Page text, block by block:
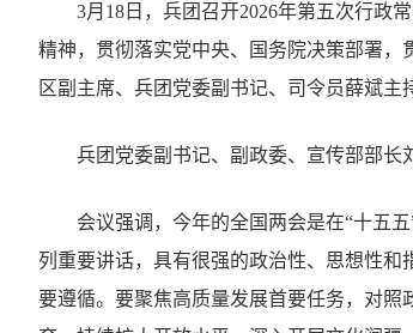
3月18日，兵团召开2026年第五次行政
精神，贯彻落实党中央、国务院决策部署
区副主席、兵团党委副书记、司令员薛斌主
兵团党委副书记、副政委、宣传部部长
会议强调，今年的全国两会是在“十五
列重要讲话，具有很强的政治性、思想性和
要遵循。要聚焦高质量发展首要任务，对照